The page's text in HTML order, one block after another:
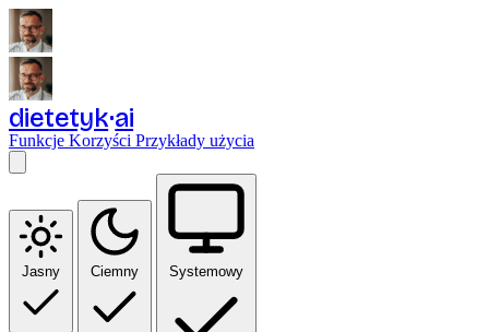
dietetyk ai
Funkcje Korzyści Przykłady użycia
Jasny Ciemny Systemowy